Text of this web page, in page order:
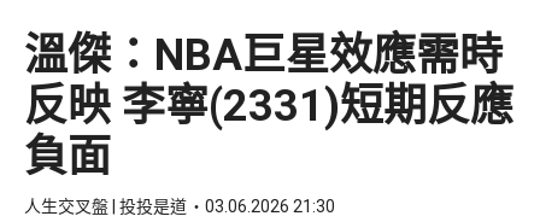
溫傑：NBA巨星效應需時
反映 李寧(2331)短期反應
負面
人生交叉盤 | 投投是道 03.06.2026 21:30